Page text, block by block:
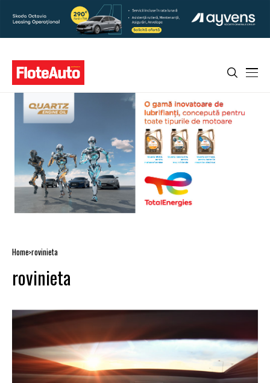
Home rovinieta
rovinieta